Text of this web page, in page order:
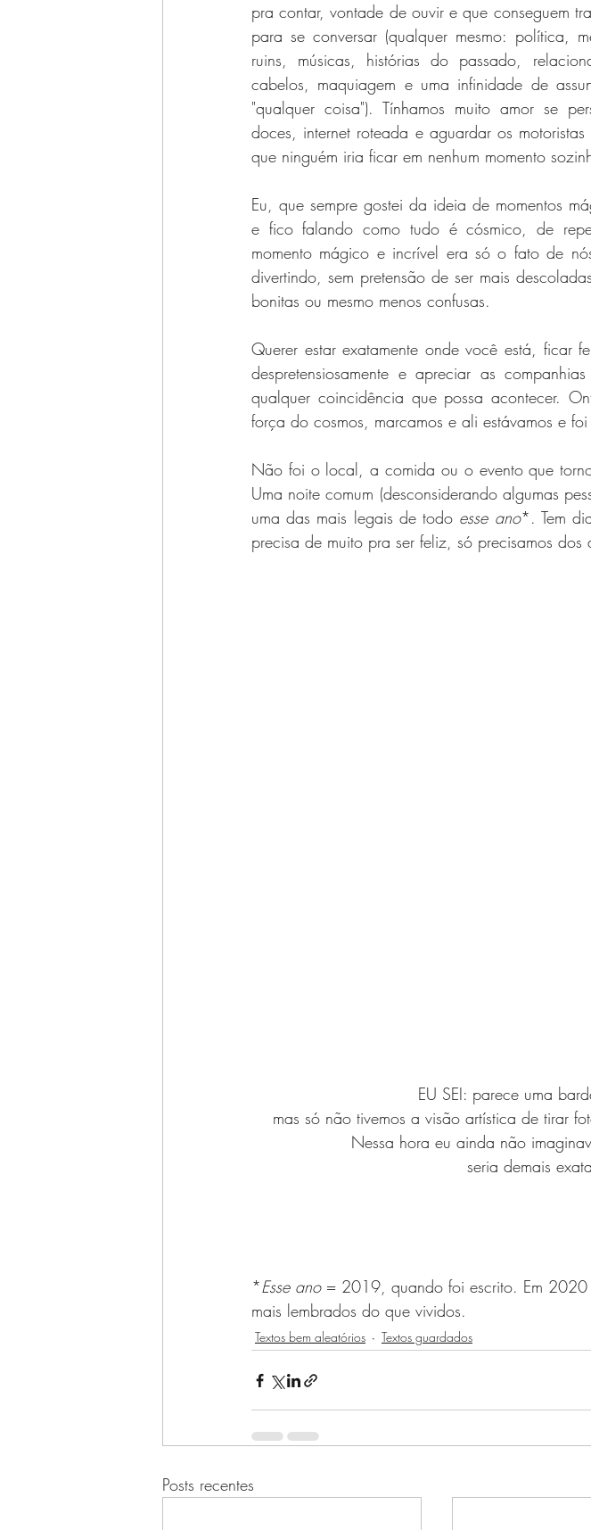
pra contar, vontade de ouvir e que conseguem
para se conversar (qualquer mesmo: política,
ruins, músicas, histórias do passado,
cabelos, maquiagem e uma infinidade de
"qualquer coisa"). Tínhamos muito amor se
doces, internet roteada e aguardar os
que ninguém iria ficar em nenhum momento
Eu, que sempre gostei da ideia de momentos
e fico falando como tudo é cósmico, de
momento mágico e incrível era só o fato de
divertindo, sem pretensão de ser mais
bonitas ou mesmo menos confusas.
Querer estar exatamente onde você está, ficar
despretensiosamente e apreciar as
qualquer coincidência que possa acontecer.
força do cosmos, marcamos e ali estávamos e
Não foi o local, a comida ou o evento que
Uma noite comum (desconsiderando algumas
uma das mais legais de todo esse ano*. Tem
precisa de muito pra ser feliz, só precisamos dos
EU SEI: parece uma
mas só não tivemos a visão artística de tirar
Nessa hora eu ainda não
seria demais
*Esse ano = 2019, quando foi escrito. Em 2020
mais lembrados do que vividos.
Textos bem aleatórios Textos guardados
Posts recentes